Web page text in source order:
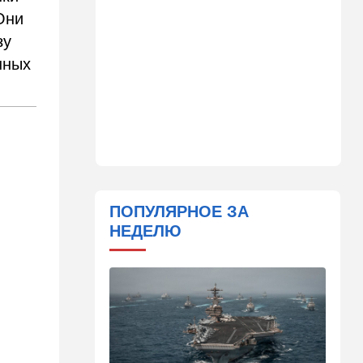
МИД Ирана: По Ормузскому
проливу почти
договорились, но Израиль и
21:39 Мнения
Марокканские военные
копируют опыт израильских
коллег
ПОПУЛЯРНОЕ ЗА
НЕДЕЛЮ